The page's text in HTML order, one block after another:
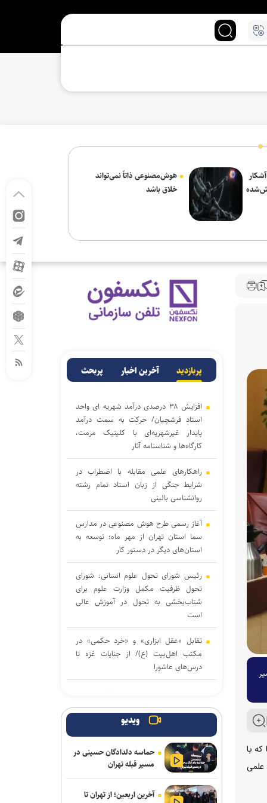
هوش‌مصنوعی ذاتاً نمی‌تواند
خلاق باشد
با
علمی
پربازدید آخرین اخبار پربحث
افزایش ۳۸ درصدی درآمد شهریه ای واحد
استاد فرشچیان/ حرکت به سمت درآمد
پایدار غیرشهریه‌ای با کلینیک مرمت،
کارگاه‌ها و شناسنامه آثار
راهکارهای علمی مقابله با اضطراب در
شرایط جنگی از زبان استاد تمام رشته
روانشناسی بالینی
آغاز رسمی طرح هوش مصنوعی در مدارس
سما استان تهران از مهر ماه؛ توسعه به
استان‌های دیگر در دستور کار
رئیس شورای تحول علوم انسانی: شورای
تحول ظرفیت مکمل وزارت علوم برای
شتاب‌بخشی به تحول در آموزش عالی
است
تقابل «عقل ابزاری» و «خرد حکمی» در
مکتب اهل‌بیت (ع)/ از جنایات غزه تا
درس‌های عاشورا
حکمرانی آموزشی مهم‌ترین پیش‌نیاز تحول
در آموزش عالی است
ضرورت تقویت بودجه دانشگاه‌ها برای
حضور مؤثر ایران در رقابت‌های علمی
جهان/ دانشگاه نسل سوم و چهارم نیازمند
برنامه عملیاتی است
ویدیو
حماسه دلدادگان حسینی در
مسیر قبله تهران
آخرین اربعین؛ از تهران تا